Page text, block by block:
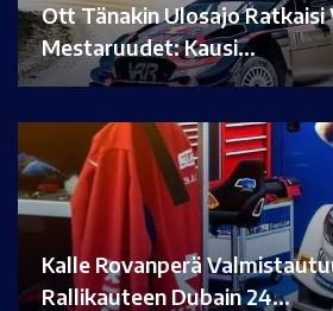
Ott Tänakin Ulosajo Ratkaisi
Mestaruudet: Kausi…
Kalle Rovanperä
Rallikauteen Dubain 24…